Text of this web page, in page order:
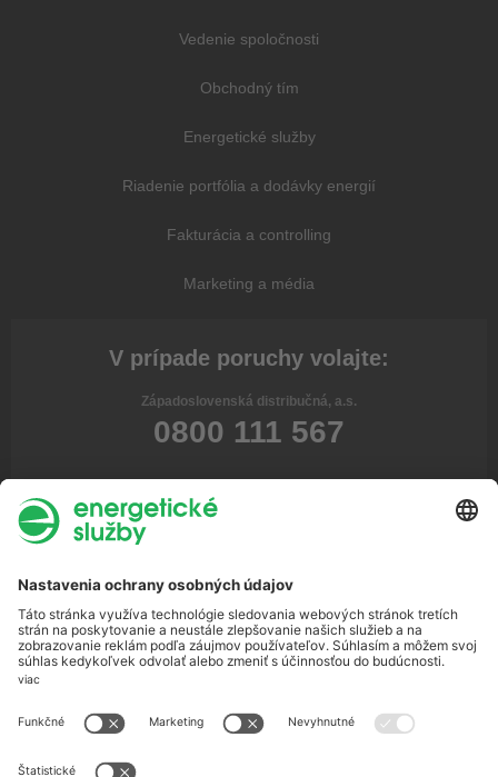
Vedenie spoločnosti
Obchodný tím
Energetické služby
Riadenie portfólia a dodávky energií
Fakturácia a controlling
Marketing a média
V prípade poruchy volajte:
Západoslovenská distribučná, a.s.
0800 111 567
Stredoslovenská distribučná, a.s.
Východoslovenská distribučná, a.s.
0800 123 332